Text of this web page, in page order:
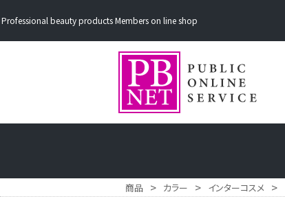
Professional beauty products Members on line shop
商品 > カラー > インターコスメ >